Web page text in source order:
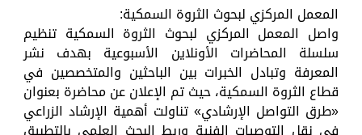
المعمل المركزي لبحوث الثروة السمكية:
واصل المعمل المركزي لبحوث الثروة السمكية تنظيم
سلسلة المحاضرات الأونلاين الأسبوعية بهدف نشر
المعرفة وتبادل الخبرات بين الباحثين والمتخصصين في
قطاع الثروة السمكية، حيث تم الإعلان عن محاضرة بعنوان
«طرق التواصل الإرشادي» تناولت أهمية الإرشاد الزراعي